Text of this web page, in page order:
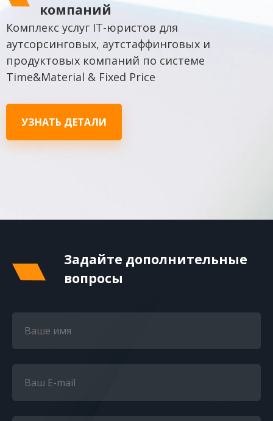
компаний
Комплекс услуг IT-юристов для
аутсорсинговых, аутстаффинговых и
продуктовых компаний по системе
Time&Material & Fixed Price
УЗНАТЬ ДЕТАЛИ
Задайте дополнительные
вопросы